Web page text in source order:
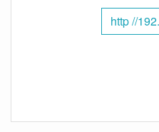
http //